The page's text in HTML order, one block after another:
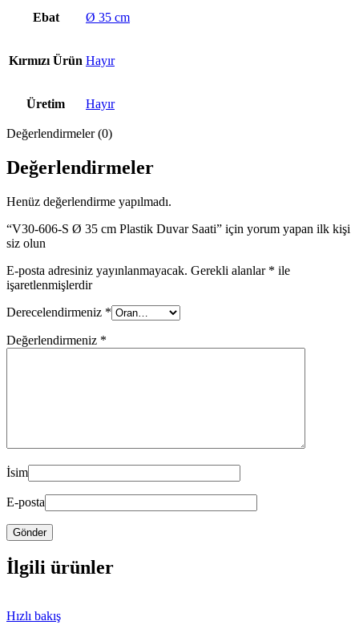
Ebat Ø 35 cm
Kırmızı Ürün Hayır
Üretim Hayır
Değerlendirmeler (0)
Değerlendirmeler
Henüz değerlendirme yapılmadı.
“V30-606-S Ø 35 cm Plastik Duvar Saati” için yorum yapan ilk kişi
siz olun
E-posta adresiniz yayınlanmayacak. Gerekli alanlar * ile
işaretlenmişlerdir
Derecelendirmeniz *
Değerlendirmeniz *
İsim
E-posta
İlgili ürünler
Hızlı bakış